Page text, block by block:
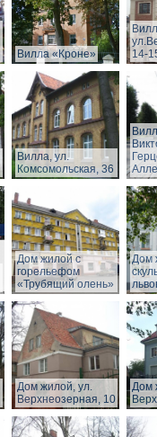
Вилла «Кроне»
14-
Вилла, ул.
Комсомольская, 36
Дом жилой с
горельефом
«Трубящий олень»
Дом
Дом жилой, ул.
Верхнеозерная, 10
Дом